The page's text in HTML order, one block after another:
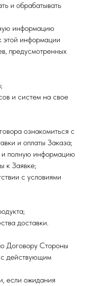
обрабатывать
информацию
этой информации
предусмотренных
и систем на свое
ознакомиться с
и оплаты Заказа;
информацию
к Заявке;
с условиями
доставки.
Договору Стороны
с действующим
если ожидания